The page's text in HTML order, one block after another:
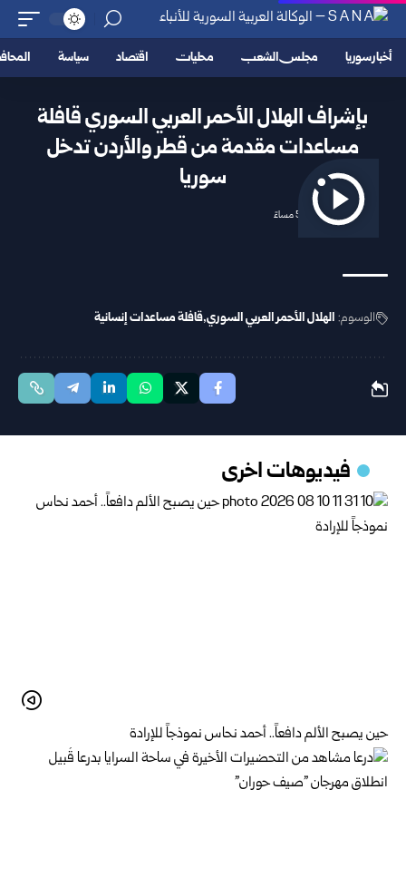
أخبار سوريا مجلس الشعب محليات اقتصاد سياسة
بإشراف الهلال الأحمر العربي السوري قافلة
مساعدات مقدمة من قطر والأردن تدخل
سوريا
2025/09/12 5:37 مساءً
الوسوم: الهلال الأحمر العربي السوري قافلة مساعدات إنسانية
فيديوهات اخرى
حين يصبح الألم دافعاً.. أحمد نحاس نموذجاً للإرادة